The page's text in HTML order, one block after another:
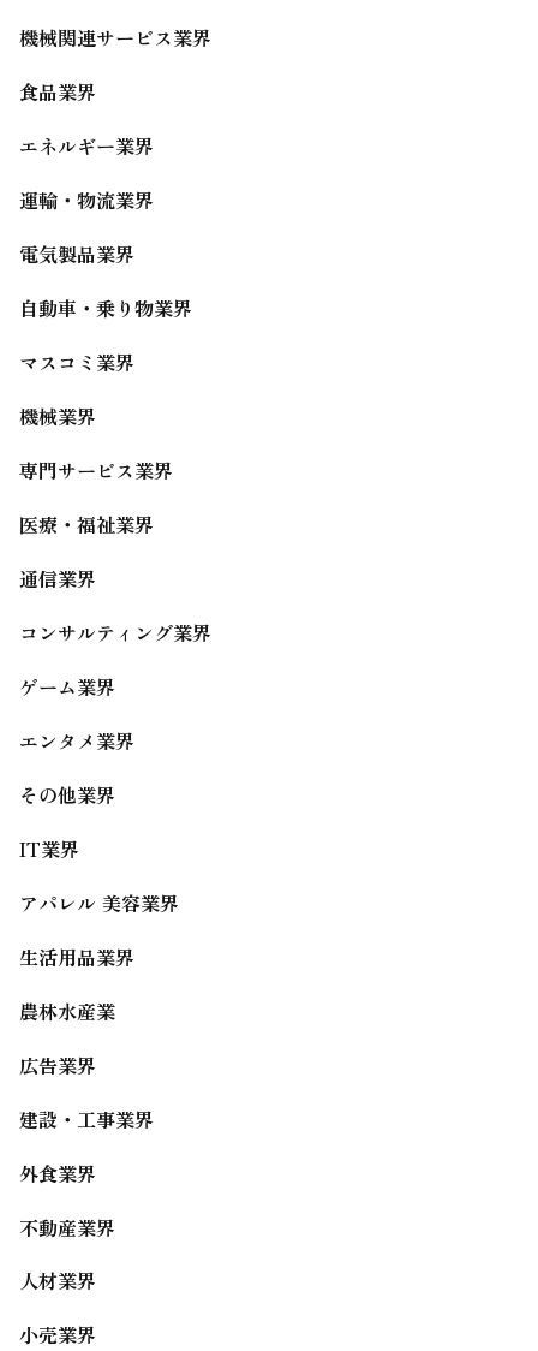
機械関連サービス業界
食品業界
エネルギー業界
運輸・物流業界
電気製品業界
自動車・乗り物業界
マスコミ業界
機械業界
専門サービス業界
医療・福祉業界
通信業界
コンサルティング業界
ゲーム業界
エンタメ業界
その他業界
IT業界
アパレル 美容業界
生活用品業界
農林水産業
広告業界
建設・工事業界
外食業界
不動産業界
人材業界
小売業界